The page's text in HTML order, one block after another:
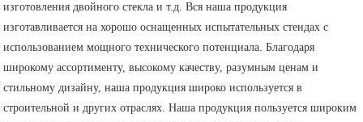
изготовления двойного стекла и т.д. Вся наша продукция
изготавливается на хорошо оснащенных испытательных стендах с
использованием мощного технического потенциала. Благодаря
широкому ассортименту, высокому качеству, разумным ценам и
стильному дизайну, наша продукция широко используется в
строительной и других отраслях. Наша продукция пользуется широким